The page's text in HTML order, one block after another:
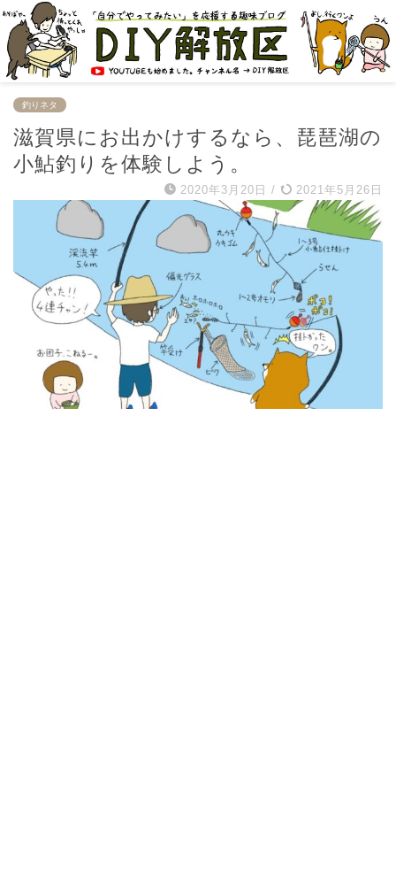
釣りネタ
滋賀県にお出かけするなら、琵琶湖の
小鮎釣りを体験しよう。
2020年3月20日 / 2021年5月26日